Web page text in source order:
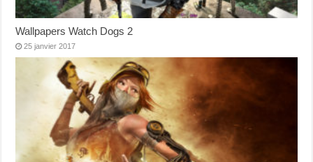
Wallpapers Watch Dogs 2
25 janvier 2017